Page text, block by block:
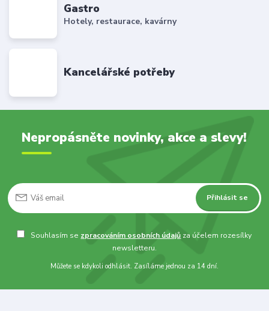
Gastro
Hotely, restaurace, kavárny
Kancelářské potřeby
Nepropásněte novinky, akce a slevy!
Přihlásit se
Souhlasím se zpracováním osobních údajů za účelem rozesílky
newsletteru.
Můžete se kdykoli odhlásit. Zasíláme jednou za 14 dní.